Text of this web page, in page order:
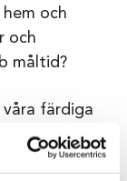
och
och
måltid?
färdiga